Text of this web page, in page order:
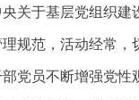
关于基层党组织
规范，活动经常
党员不断增强党